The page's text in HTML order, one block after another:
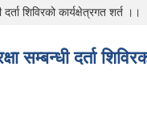
शिविरको कार्यक्षेत्रगत शर्त ।।
सम्बन्धी दर्ता